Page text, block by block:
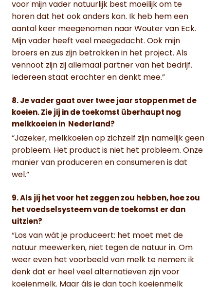
voor mijn vader natuurlijk best moeilijk om te
horen dat het ook anders kan. Ik heb hem een
aantal keer meegenomen naar Wouter van Eck.
Mijn vader heeft veel meegedacht. Ook mijn
broers en zus zijn betrokken in het project. Als
vennoot zijn zij allemaal partner van het bedrijf.
Iedereen staat erachter en denkt mee.”
8. Je vader gaat over twee jaar stoppen met de
koeien. Zie jij in de toekomst überhaupt nog
melkkoeien in Nederland?
“Jazeker, melkkoeien op zichzelf zijn namelijk geen
probleem. Het product is niet het probleem. Onze
manier van produceren en consumeren is dat
wel.”
9. Als jij het voor het zeggen zou hebben, hoe zou
het voedselsysteem van de toekomst er dan
uitzien?
“Los van wát je produceert: het moet met de
natuur meewerken, niet tegen de natuur in. Om
weer even het voorbeeld van melk te nemen: ik
denk dat er heel veel alternatieven zijn voor
koeienmelk. Maar áls je dan toch koeienmelk